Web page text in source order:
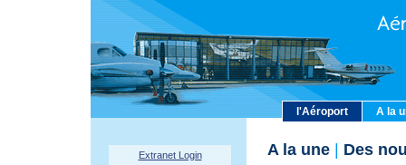
l'Aéroport A la
Extranet Login A la une Des